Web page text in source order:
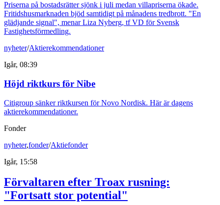
Priserna på bostadsrätter sjönk i juli medan villapriserna ökade.
Fritidshusmarknaden bjöd samtidigt på månadens tredbrott. "En
glädjande signal", menar Liza Nyberg, tf VD för Svensk
Fastighetsförmedling.
nyheter/Aktierekommendationer
Igår, 08:39
Höjd riktkurs för Nibe
Citigroup sänker riktkursen för Novo Nordisk. Här är dagens
aktierekommendationer.
Fonder
nyheter,fonder/Aktiefonder
Igår, 15:58
Förvaltaren efter Troax rusning:
"Fortsatt stor potential"